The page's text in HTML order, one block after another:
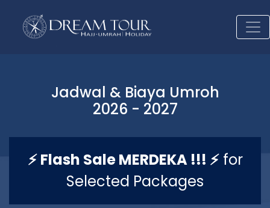
Jadwal & Biaya Umroh
2026 - 2027
⚡ Flash Sale MERDEKA !!! ⚡for
Selected Packages